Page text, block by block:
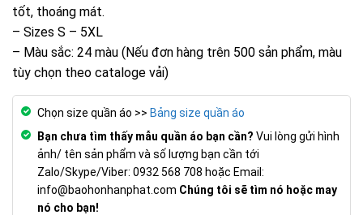
tốt, thoáng mát.
– Sizes S – 5XL
– Màu sắc: 24 màu (Nếu đơn hàng trên 500 sản phẩm, màu
tùy chọn theo cataloge vải)
Chọn size quần áo >> Bảng size quần áo
Bạn chưa tìm thấy mẫu quần áo bạn cần? Vui lòng gửi hình
ảnh/ tên sản phẩm và số lượng bạn cần tới
Zalo/Skype/Viber: 0932 568 708 hoặc Email:
info@baohonhanphat.com Chúng tôi sẽ tìm nó hoặc may
nó cho bạn!